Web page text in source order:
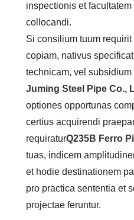
inspectionis et
collocandi.
Si consilium tuum
copiam, nativus
technicam, vel subsidium
Juming Steel Pipe Co.,
optiones opportunas
certius acquirendi
requiraturQ235B Ferro
tuas, indicem
et hodie destinationem
pro practica sententia et
projectae feruntur.